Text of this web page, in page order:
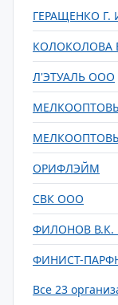
ГЕРАЩЕНКО Г.
КОЛОКОЛОВА
Л'ЭТУАЛЬ ООО
ОРИФЛЭЙМ
СВК ООО
ФИЛОНОВ В.К.
ФИНИСТ-
Все 23